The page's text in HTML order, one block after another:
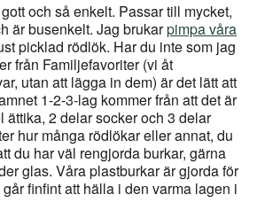
och så enkelt. Passar till mycket,
är busenkelt. Jag brukarpimpa våra
picklad rödlök. Har du inte som jag
från Familjefavoriter (vi åt
utan att lägga in dem) är det lätt att
1-2-3-lag kommer från att det är
ättika, 2 delar socker och 3 delar
hur många rödlökar eller annat, du
du har väl rengjorda burkar, gärna
glas. Våra plastburkar är gjorda för
finfint att hälla i den varma lagen i